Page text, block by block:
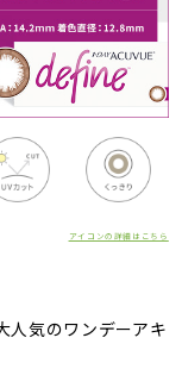
アイコンの詳細はこちら
人気のワンデーアキ